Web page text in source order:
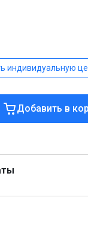
индивидуальную
Добавить в